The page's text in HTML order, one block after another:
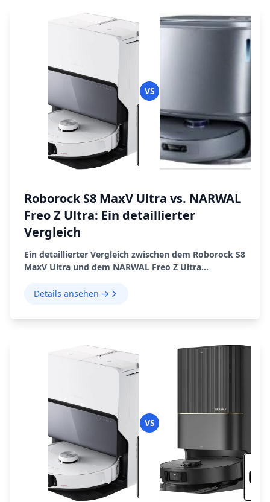
VS
Roborock S8 MaxV Ultra vs. NARWAL
Freo Z Ultra: Ein detaillierter
Vergleich
Ein detaillierter Vergleich zwischen dem Roborock S8
MaxV Ultra und dem NARWAL Freo Z Ultra
Nachteile hervorhebt.
Details ansehen →
VS